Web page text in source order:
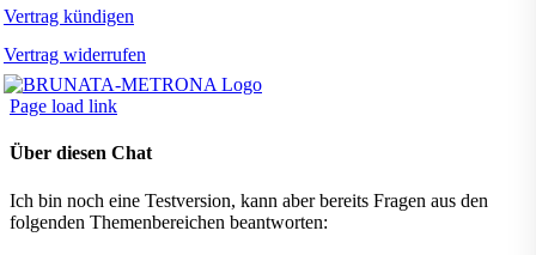
Vertrag kündigen
Vertrag widerrufen
Page load link
Über diesen Chat
Ich bin noch eine Testversion, kann aber bereits Fragen aus den
folgenden Themenbereichen beantworten: